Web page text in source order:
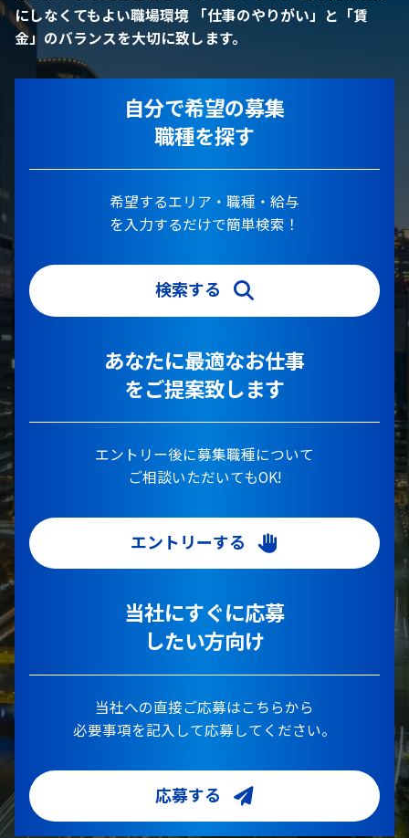
にしなくてもよい職場環境 「仕事のやりがい」と「賃
金」のバランスを大切に致します。
自分で希望の募集
職種を探す
希望するエリア・職種・給与
を入力するだけで簡単検索！
検索する
あなたに最適なお仕事
をご提案致します
エントリー後に募集職種について
ご相談いただいてもOK!
エントリーする
当社にすぐに応募
したい方向け
当社への直接ご応募はこちらから
必要事項を記入して応募してください。
応募する